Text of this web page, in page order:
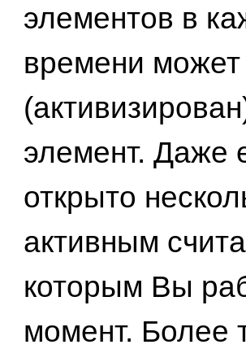
элементов в
времени
элемент. Даже
открыто
активным
которым Вы
момент. Более